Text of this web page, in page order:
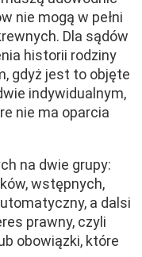
nie mogą w pełni
Dla sądów
historii rodziny
gdyż jest to objęte
indywidualnym,
nie ma oparcia
na dwie grupy:
wstępnych,
a dalsi
prawny, czyli
obowiązki, które